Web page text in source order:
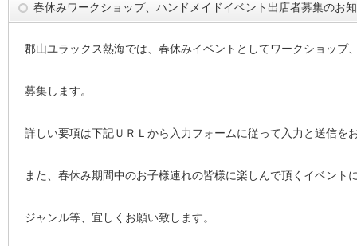
春休みワークショップ、ハンドメイドイベント出店者募集のお
郡山ユラックス熱海では、春休みイベントとしてワークショップ
募集します。
詳しい要項は下記ＵＲＬから入力フォームに従って入力と送信を
また、春休み期間中のお子様連れの皆様に楽しんで頂くイベント
ジャンル等、宜しくお願い致します。